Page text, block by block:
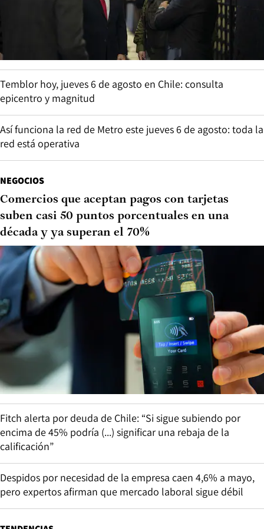
Temblor hoy, jueves 6 de agosto en Chile: consulta
epicentro y magnitud
Así funciona la red de Metro este jueves 6 de agosto: toda la
red está operativa
NEGOCIOS
Comercios que aceptan pagos con tarjetas
suben casi 50 puntos porcentuales en una
década y ya superan el 70%
Fitch alerta por deuda de Chile: “Si sigue subiendo por
encima de 45% podría (...) significar una rebaja de la
calificación”
Despidos por necesidad de la empresa caen 4,6% a mayo,
pero expertos afirman que mercado laboral sigue débil